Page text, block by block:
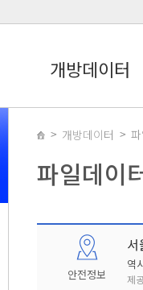
개방데이터
개방데이터
파일데이
안전정보
역
제